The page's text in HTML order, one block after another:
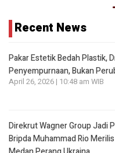
Recent News
Pakar Estetik Bedah Plastik,
Penyempurnaan, Bukan
April 26, 2026 | 10:48 am WIB
Direkrut Wagner Group Jadi
Bripda Muhammad Rio